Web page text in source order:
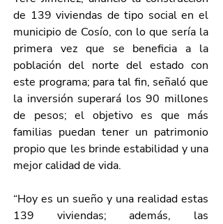
de 139 viviendas de tipo social en el
municipio de Cosío, con lo que sería la
primera vez que se beneficia a la
población del norte del estado con
este programa; para tal fin, señaló que
la inversión superará los 90 millones
de pesos; el objetivo es que más
familias puedan tener un patrimonio
propio que les brinde estabilidad y una
mejor calidad de vida.
“Hoy es un sueño y una realidad estas
139 viviendas; además, las